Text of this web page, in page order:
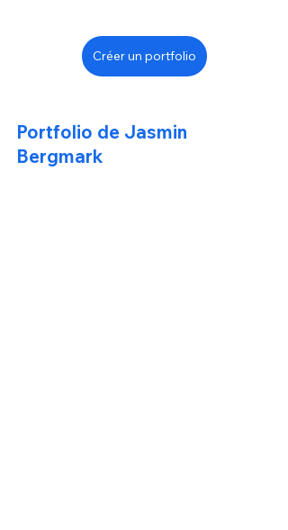
Créer un portfolio
Portfolio de Jasmin
Bergmark